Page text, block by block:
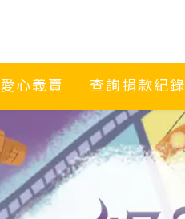
愛心義賣 查詢捐款紀錄